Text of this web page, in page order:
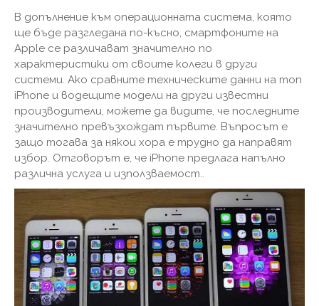
В допълнение към операционната система, която
ще бъде разгледана по-късно, смартфоните на
Apple се различават значително по
характеристики от своите колеги в други
системи. Ако сравните техническите данни на топ
iPhone и водещите модели на други известни
производители, можете да видите, че последните
значително превъзхождат първите. Въпросът е
защо тогава за някои хора е трудно да направят
избор. Отговорът е, че iPhone предлага напълно
различна услуга и използваемост..